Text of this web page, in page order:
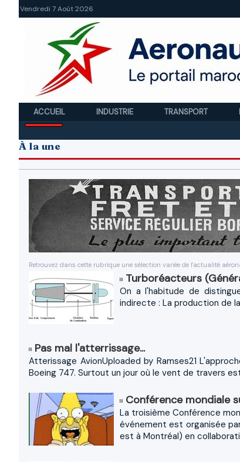
Vendredi 7 Août 2026
ACCUEIL INDUSTRIE TRANSPORT
À la une
Retrouvez dans cette rubrique une sélection variée de l'actualité
Turboréacteurs
On a l'habitude de
indirecte : La production de
Pas mal l'atterrissage...
Atterissage AvionUploaded by Ramses21
Boeing 747. Surtout un jour où le vent de travers
Conférence mondiale
La troisième Conférence
événement est organisée
est à Montréal) en